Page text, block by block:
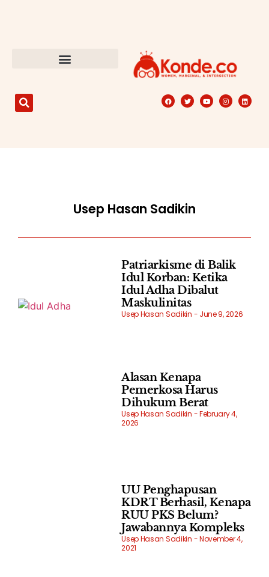
Usep Hasan Sadikin
Patriarkisme di Balik
Idul Korban: Ketika
Idul Adha Dibalut
Maskulinitas
Usep Hasan Sadikin June 9, 2026
Alasan Kenapa
Pemerkosa Harus
Dihukum Berat
Usep Hasan Sadikin
February 4,
2026
UU Penghapusan
KDRT Berhasil, Kenapa
RUU PKS Belum?
Jawabannya Kompleks
Usep Hasan Sadikin
November 4,
2021